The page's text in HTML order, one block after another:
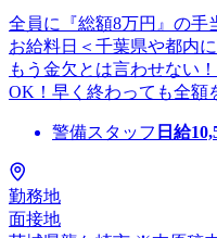
全員に『総額8万円』の
お給料日＜千葉県や都内
もう金欠とは言わせない
OK！早く終わっても全額
警備スタッフ 日給
勤務地
面接地